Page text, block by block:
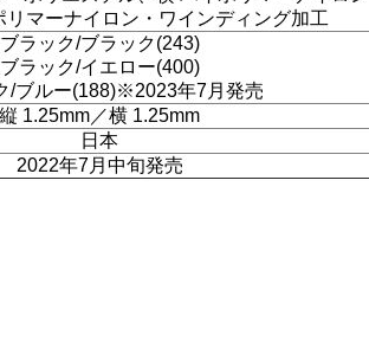
リマーナイロン・ワインディング加工
ブラック/ブラック(243)
ブラック/イエロー(400)
/ブルー(188)※2023年7月発売
縦 1.25mm／横 1.25mm
日本
2022年7月中旬発売